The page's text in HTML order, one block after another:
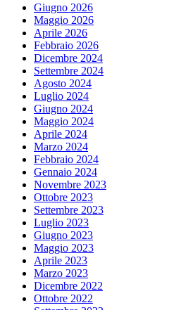
Giugno 2026
Maggio 2026
Aprile 2026
Febbraio 2026
Dicembre 2024
Settembre 2024
Agosto 2024
Luglio 2024
Giugno 2024
Maggio 2024
Aprile 2024
Marzo 2024
Febbraio 2024
Gennaio 2024
Novembre 2023
Ottobre 2023
Settembre 2023
Luglio 2023
Giugno 2023
Maggio 2023
Aprile 2023
Marzo 2023
Dicembre 2022
Ottobre 2022